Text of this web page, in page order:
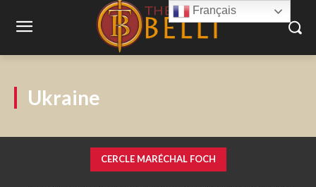
Ukraine
CERCLE MARÉCHAL FOCH
Français